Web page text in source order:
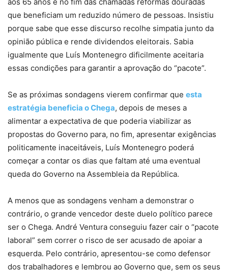
que beneficiam um reduzido número de pessoas. Insistiu
porque sabe que esse discurso recolhe simpatia junto da
opinião pública e rende dividendos eleitorais. Sabia
igualmente que Luís Montenegro dificilmente aceitaria
essas condições para garantir a aprovação do “pacote”.
Se as próximas sondagens vierem confirmar que esta
estratégia beneficia o Chega, depois de meses a
alimentar a expectativa de que poderia viabilizar as
propostas do Governo para, no fim, apresentar exigências
politicamente inaceitáveis, Luís Montenegro poderá
começar a contar os dias que faltam até uma eventual
queda do Governo na Assembleia da República.
A menos que as sondagens venham a demonstrar o
contrário, o grande vencedor deste duelo político parece
ser o Chega. André Ventura conseguiu fazer cair o “pacote
laboral” sem correr o risco de ser acusado de apoiar a
esquerda. Pelo contrário, apresentou-se como defensor
dos trabalhadores e lembrou ao Governo que, sem os seus